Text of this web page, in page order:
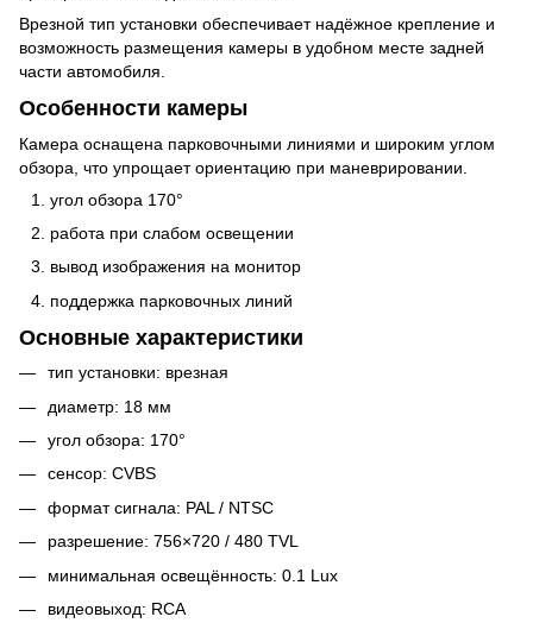
Врезной тип установки обеспечивает надёжное крепление и
возможность размещения камеры в удобном месте задней
части автомобиля.
Особенности камеры
Камера оснащена парковочными линиями и широким углом
обзора, что упрощает ориентацию при маневрировании.
угол обзора 170°
работа при слабом освещении
вывод изображения на монитор
поддержка парковочных линий
Основные характеристики
тип установки: врезная
диаметр: 18 мм
угол обзора: 170°
сенсор: CVBS
формат сигнала: PAL / NTSC
разрешение: 756×720 / 480 TVL
минимальная освещённость: 0.1 Lux
видеовыход: RCA